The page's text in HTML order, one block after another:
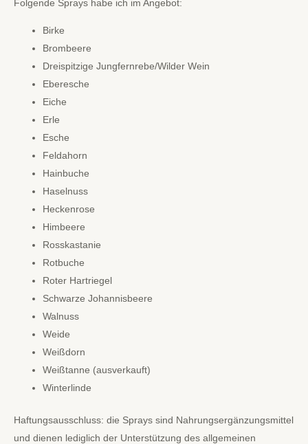
Folgende Sprays habe ich im Angebot:
Birke
Brombeere
Dreispitzige Jungfernrebe/Wilder Wein
Eberesche
Eiche
Erle
Esche
Feldahorn
Hainbuche
Haselnuss
Heckenrose
Himbeere
Rosskastanie
Rotbuche
Roter Hartriegel
Schwarze Johannisbeere
Walnuss
Weide
Weißdorn
Weißtanne (ausverkauft)
Winterlinde
Haftungsausschluss: die Sprays sind Nahrungsergänzungsmittel
und dienen lediglich der Unterstützung des allgemeinen